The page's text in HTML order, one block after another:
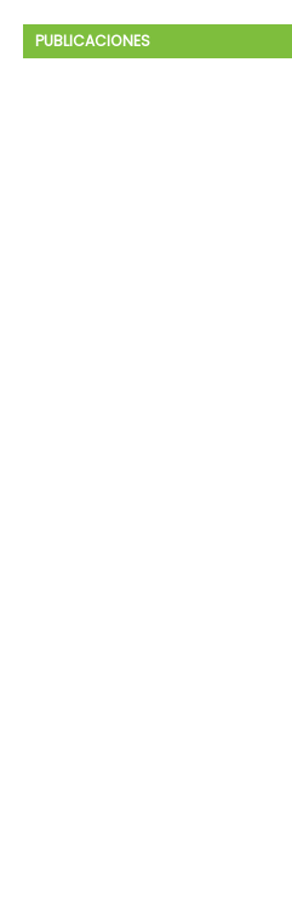
PUBLICACIONES